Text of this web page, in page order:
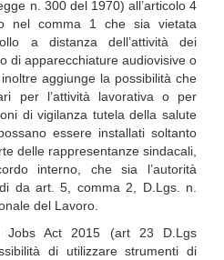
n. 300 del 1970) all’articolo 4
nel comma 1 che sia vietata
a distanza dell’attività dei
di apparecchiature audiovisive o
aggiunge la possibilità che
per l’attività lavorativa o per
di vigilanza tutela della salute
essere installati soltanto
delle rappresentanze sindacali,
interno, che sia l’autorità
da art. 5, comma 2, D.Lgs. n.
del Lavoro.
Jobs Act 2015 (art 23 D.Lgs
di utilizzare strumenti di